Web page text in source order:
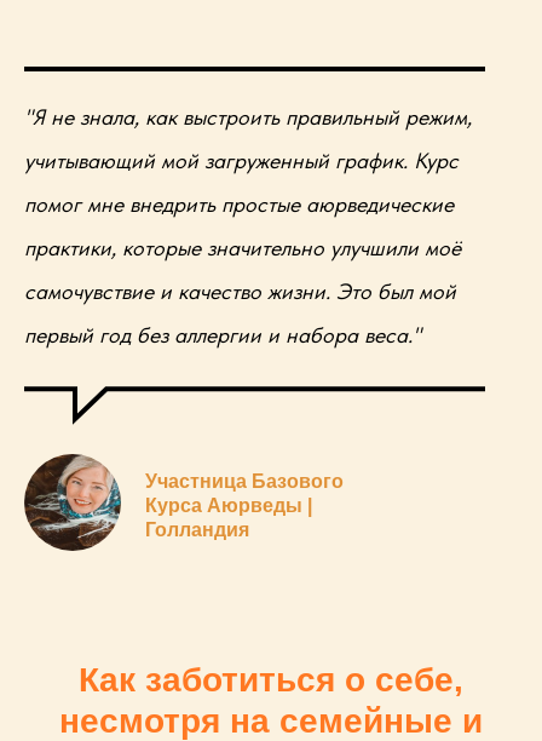
"Я не знала, как выстроить правильный режим,
учитывающий мой загруженный график. Курс
помог мне внедрить простые аюрведические
практики, которые значительно улучшили моё
самочувствие и качество жизни. Это был мой
первый год без аллергии и набора веса."
Участница Базового
Курса Аюрведы |
Голландия
Как заботиться о себе,
несмотря на семейные и